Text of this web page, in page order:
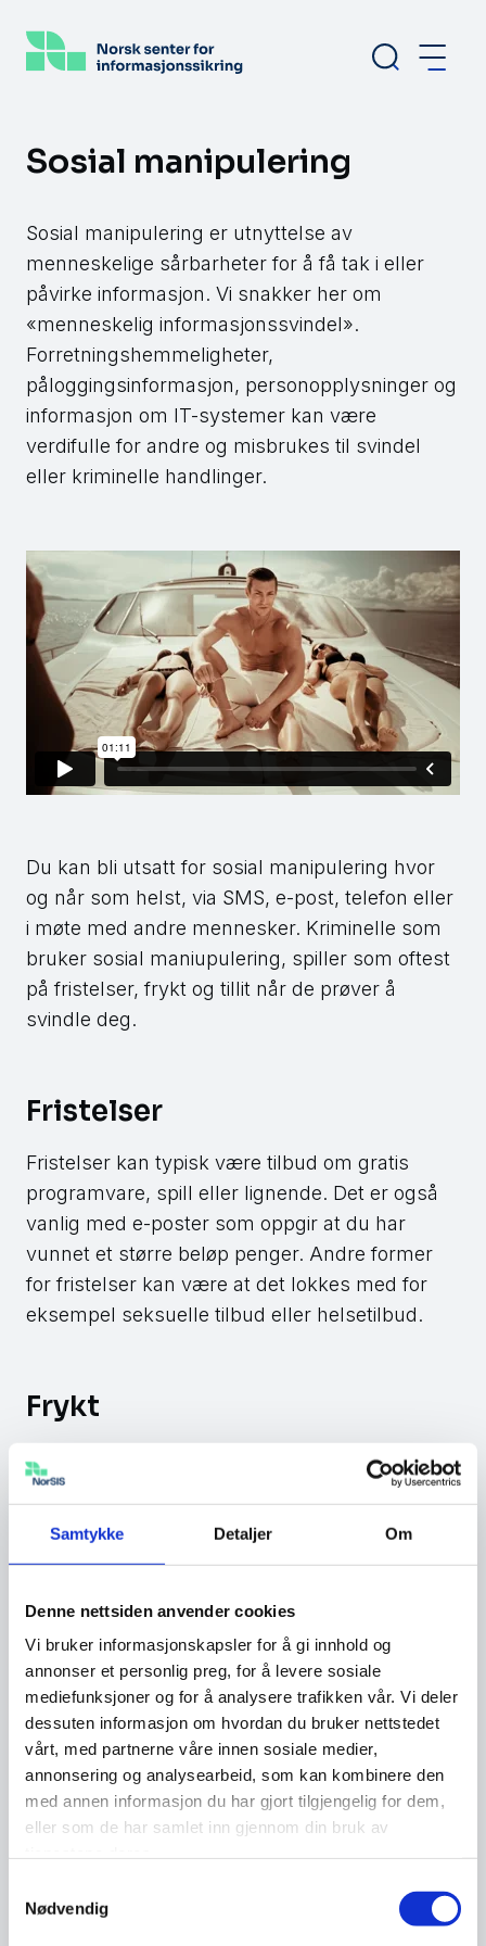
Samtykke Detaljer Om
Denne nettsiden anvender cookies
Vi bruker informasjonskapsler for å gi innhold og
annonser et personlig preg, for å levere sosiale
mediefunksjoner og for å analysere trafikken vår. Vi deler
dessuten informasjon om hvordan du bruker nettstedet
vårt, med partnerne våre innen sosiale medier,
annonsering og analysearbeid, som kan kombinere den
med annen informasjon du har gjort tilgjengelig for dem,
eller som de har samlet inn gjennom din bruk av
Nødvendig
hovedinnhold
Sosial manipulering
Sosial manipulering er utnyttelse av
menneskelige sårbarheter for å få tak i eller
påvirke informasjon. Vi snakker her om
«menneskelig informasjonssvindel».
Forretningshemmeligheter,
påloggingsinformasjon, personopplysninger og
informasjon om IT-systemer kan være
verdifulle for andre og misbrukes til svindel
eller kriminelle handlinger.
Du kan bli utsatt for sosial manipulering hvor
og når som helst, via SMS, e-post, telefon eller
i møte med andre mennesker. Kriminelle som
bruker sosial maniupulering, spiller som oftest
på fristelser, frykt og tillit når de prøver å
svindle deg.
Fristelser
Fristelser kan typisk være tilbud om gratis
programvare, spill eller lignende. Det er også
vanlig med e-poster som oppgir at du har
vunnet et større beløp penger. Andre former
for fristelser kan være at det lokkes med for
eksempel seksuelle tilbud eller helsetilbud.
Frykt
Svindleren forsøker ofte å skremme deg til å
gjøre noe. For eksempel kan det dukke opp
oppdaget virus på maskinen eller mobilen din.
falskt antivirusprogram. Svindlere bruker også
ofte frykt for å skape en følelse av dårlig tid og
hastverk. Poenget med å gi deg en følelse av
hast er å distrahere deg fra “Stopp – Tenk –
Klikk”-tankegangen. Svindleren vil få deg til å
handle før du rekker å tenke deg om og
dobbeltsjekker informasjonen du er gitt. På den
måten blir sannsynlighet for vinst blir større.
Tillit